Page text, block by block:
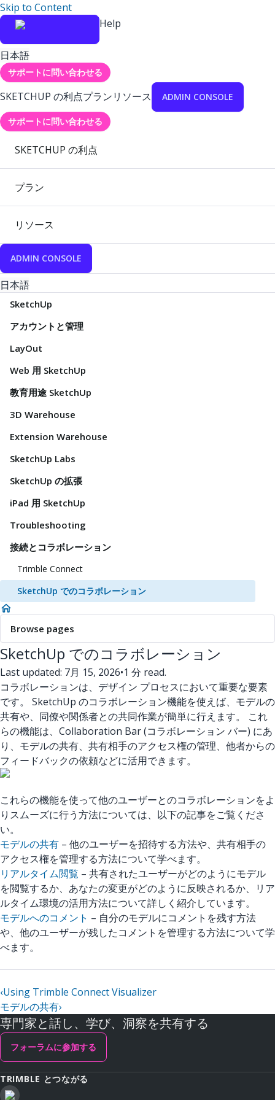
Skip to Content
Help
日本語
サポートに問い合わせる
SKETCHUP の利点プランリソース ADMIN CONSOLE
サポートに問い合わせる
SKETCHUP の利点
プラン
リソース
ADMIN CONSOLE
日本語
SketchUp
アカウントと管理
LayOut
Web 用 SketchUp
教育用途 SketchUp
3D Warehouse
Extension Warehouse
SketchUp Labs
SketchUp の拡張
iPad 用 SketchUp
Troubleshooting
接続とコラボレーション
Trimble Connect
SketchUp でのコラボレーション
Browse pages
SketchUp でのコラボレーション
Last updated: 7月 15, 2026•1 分 read.
コラボレーションは、デザイン プロセスにおいて重要な要素
です。 SketchUp のコラボレーション機能を使えば、モデルの
共有や、同僚や関係者との共同作業が簡単に行えます。 これ
らの機能は、Collaboration Bar (コラボレーション バー) にあ
り、モデルの共有、共有相手のアクセス権の管理、他者からの
フィードバックの依頼などに活用できます。
これらの機能を使って他のユーザーとのコラボレーションをよ
りスムーズに行う方法については、以下の記事をご覧くださ
い。
モデルの共有 – 他のユーザーを招待する方法や、共有相手の
アクセス権を管理する方法について学べます。
リアルタイム閲覧 – 共有されたユーザーがどのようにモデル
を閲覧するか、あなたの変更がどのように反映されるか、リア
ルタイム環境の活用方法について詳しく紹介しています。
モデルへのコメント – 自分のモデルにコメントを残す方法
や、他のユーザーが残したコメントを管理する方法について学
べます。
‹Using Trimble Connect Visualizer
モデルの共有›
専門家と話し、学び、洞察を共有する
フォーラムに参加する
TRIMBLE とつながる